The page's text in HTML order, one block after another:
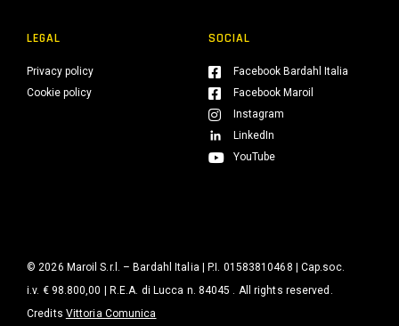
LEGAL
Privacy policy
Cookie policy
SOCIAL
Facebook Bardahl Italia
Facebook Maroil
Instagram
LinkedIn
YouTube
© 2026 Maroil S.r.l. – Bardahl Italia | P.I. 01583810468 | Cap.soc.
i.v. € 98.800,00 | R.E.A. di Lucca n. 84045 . All rights reserved.
Credits Vittoria Comunica